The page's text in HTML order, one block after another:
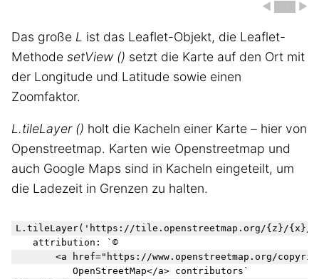
◀ ███ ▶
Das große L ist das Leaflet-Objekt, die Leaflet-
Methode setView () setzt die Karte auf den Ort mit
der Longitude und Latitude sowie einen
Zoomfaktor.
L.tileLayer () holt die Kacheln einer Karte – hier von
Openstreetmap. Karten wie Openstreetmap und
auch Google Maps sind in Kacheln eingeteilt, um
die Ladezeit in Grenzen zu halten.
L.tileLayer('https://tile.openstreetmap.org/{z}/{x}/
   attribution: `©
<a href="https://www.openstreetmap.org/
          OpenStreetMap</a> contributors`